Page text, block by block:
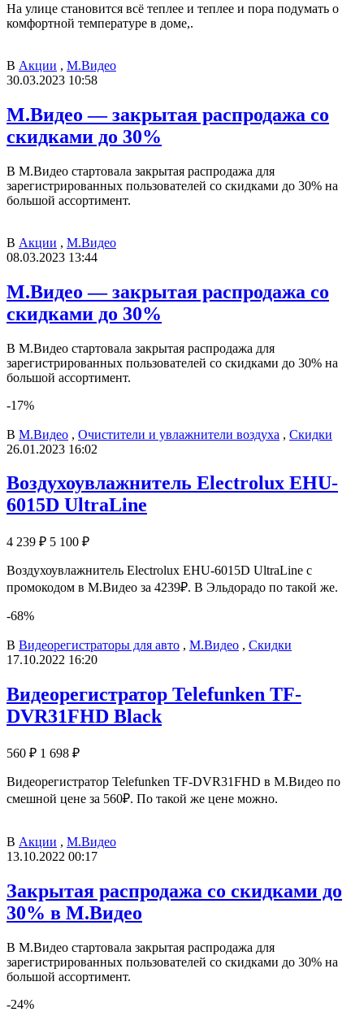
На улице становится всё теплее и теплее и пора подумать о
комфортной температуре в доме,.
В Акции , М.Видео
30.03.2023 10:58
М.Видео — закрытая распродажа со
скидками до 30%
В М.Видео стартовала закрытая распродажа для
зарегистрированных пользователей со скидками до 30% на
большой ассортимент.
В Акции , М.Видео
08.03.2023 13:44
М.Видео — закрытая распродажа со
скидками до 30%
В М.Видео стартовала закрытая распродажа для
зарегистрированных пользователей со скидками до 30% на
большой ассортимент.
-17%
В М.Видео , Очистители и увлажнители воздуха , Скидки
26.01.2023 16:02
Воздухоувлажнитель Electrolux EHU-
6015D UltraLine
4 239 ₽ 5 100 ₽
Воздухоувлажнитель Electrolux EHU-6015D UltraLine с
промокодом в М.Видео за 4239₽. В Эльдорадо по такой же.
-68%
В Видеорегистраторы для авто , М.Видео , Скидки
17.10.2022 16:20
Видеорегистратор Telefunken TF-
DVR31FHD Black
560 ₽ 1 698 ₽
Видеорегистратор Telefunken TF-DVR31FHD в М.Видео по
смешной цене за 560₽. По такой же цене можно.
В Акции , М.Видео
13.10.2022 00:17
Закрытая распродажа со скидками до
30% в М.Видео
В М.Видео стартовала закрытая распродажа для
зарегистрированных пользователей со скидками до 30% на
большой ассортимент.
-24%